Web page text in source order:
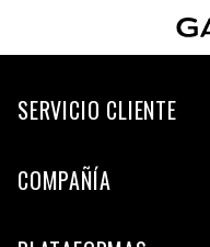
SERVICIO CLIENTE
COMPAÑÍA